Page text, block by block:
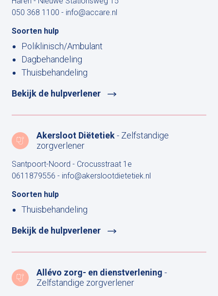
050 368 1100 - info@accare.nl
Soorten hulp
Poliklinisch/Ambulant
Dagbehandeling
Thuisbehandeling
Bekijk de hulpverlener
Akersloot Diëtetiek- Zelfstandige
zorgverlener
Santpoort-Noord - Crocusstraat 1e
0611879556 - info@akerslootdietetiek.nl
Soorten hulp
Thuisbehandeling
Bekijk de hulpverlener
Allévo zorg- en dienstverlening -
Zelfstandige zorgverlener